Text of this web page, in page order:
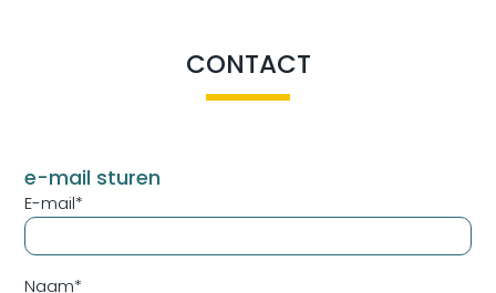
CONTACT
e-mail sturen
E-mail*
Naam*